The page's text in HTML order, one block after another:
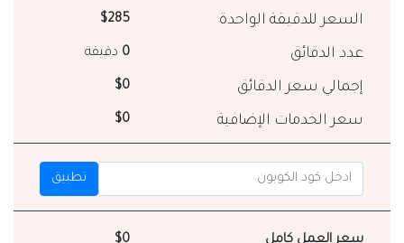
السعر للدقيقة الواحدة $285
عدد الدقائق 0 دقيقة
إجمالي سعر الدقائق $0
سعر الخدمات الإضافية $0
تطبيق